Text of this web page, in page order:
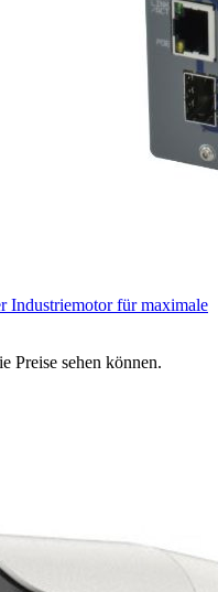
Industriemotor für maximale
Preise sehen können.